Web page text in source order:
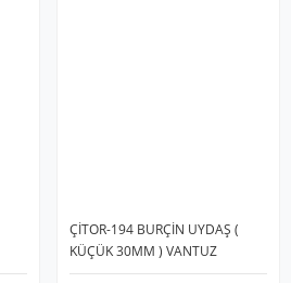
ÇİTOR-194 BURÇİN UYDAŞ (
KÜÇÜK 30MM ) VANTUZ
100LÜ*1X100